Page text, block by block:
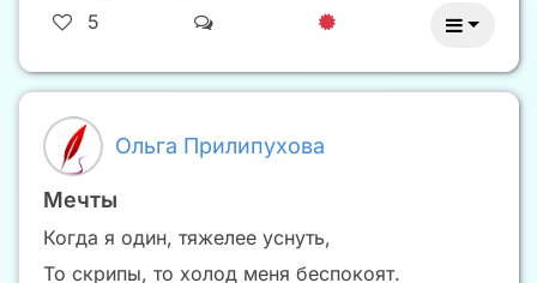
5
Ольга Прилипухова
Мечты
Когда я один, тяжелее уснуть,
То скрипы, то холод меня беспокоят.